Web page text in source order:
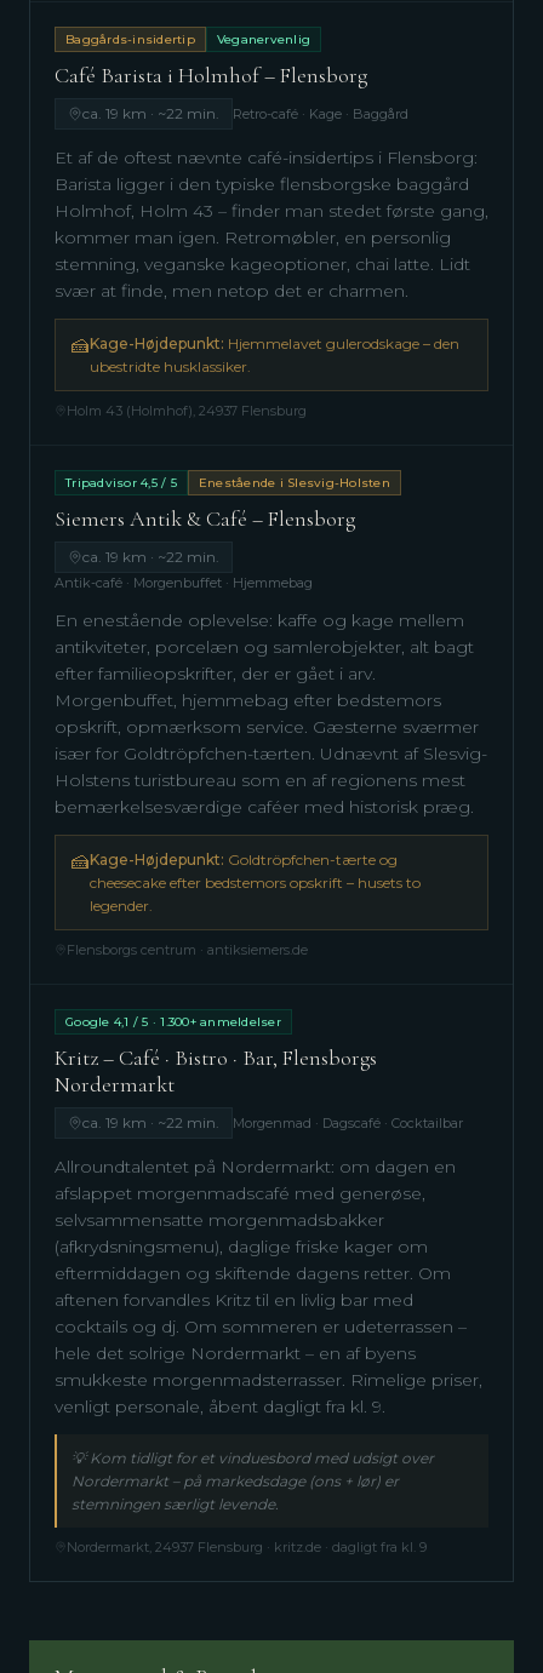
Baggårds-insidertip Veganervenlig
Café Barista i Holmhof – Flensborg
ca. 19 km · ~22 min. Retro-café · Kage · Baggård
Et af de oftest nævnte café-insidertips i Flensborg:
Barista ligger i den typiske flensborgske baggård
Holmhof, Holm 43 – finder man stedet første gang,
kommer man igen. Retromøbler, en personlig
stemning, veganske kageoptioner, chai latte. Lidt
svær at finde, men netop det er charmen.
🍰Kage-Højdepunkt: Hjemmelavet gulerodskage – den
ubestridte husklassiker.
Holm 43 (Holmhof), 24937 Flensburg
Tripadvisor 4,5 / 5 Enestående i Slesvig-Holsten
Siemers Antik & Café – Flensborg
ca. 19 km · ~22 min.
Antik-café · Morgenbuffet · Hjemmebag
En enestående oplevelse: kaffe og kage mellem
antikviteter, porcelæn og samlerobjekter, alt bagt
efter familieopskrifter, der er gået i arv.
Morgenbuffet, hjemmebag efter bedstemors
opskrift, opmærksom service. Gæsterne sværmer
især for Goldtröpfchen-tærten. Udnævnt af Slesvig-
Holstens turistbureau som en af regionens mest
bemærkelsesværdige caféer med historisk præg.
🍰Kage-Højdepunkt: Goldtröpfchen-tærte og
cheesecake efter bedstemors opskrift – husets to
legender.
Flensborgs centrum · antiksiemers.de
Google 4,1 / 5 · 1.300+ anmeldelser
Kritz – Café · Bistro · Bar, Flensborgs
Nordermarkt
ca. 19 km · ~22 min. Morgenmad · Dagscafé · Cocktailbar
Allroundtalentet på Nordermarkt: om dagen en
afslappet morgenmadscafé med generøse,
selvsammensatte morgenmadsbakker
(afkrydsningsmenu), daglige friske kager om
eftermiddagen og skiftende dagens retter. Om
aftenen forvandles Kritz til en livlig bar med
cocktails og dj. Om sommeren er udeterrassen –
hele det solrige Nordermarkt – en af byens
smukkeste morgenmadsterrasser. Rimelige priser,
venligt personale, åbent dagligt fra kl. 9.
💡Kom tidligt for et vinduesbord med udsigt over
Nordermarkt – på markedsdage (ons + lør) er
stemningen særligt levende.
Nordermarkt, 24937 Flensburg · kritz.de · dagligt fra kl. 9